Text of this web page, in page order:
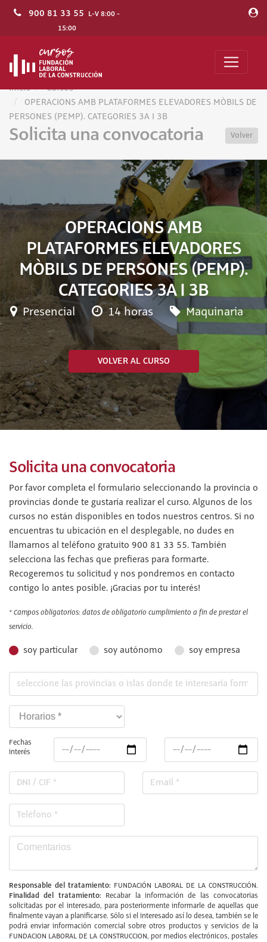
900 81 33 55 L-V 8:00 -
15:00
Inicio
Cursos
OPERACIONS AMB PLATAFORMES ELEVADORES MÒBILS DE
PERSONES (PEMP). CATEGORIES 3A I 3B
Solicita una convocatoria Volver
OPERACIONS AMB
PLATAFORMES ELEVADORES
MÒBILS DE PERSONES (PEMP).
CATEGORIES 3A I 3B
Presencial 14 horas Maquinaria
VOLVER AL CURSO
Solicita una convocatoria
Por favor completa el formulario seleccionando la provincia o
provincias donde te gustaría realizar el curso. Algunos de los
cursos no están disponibles en todos nuestros centros. Si no
encuentras tu ubicación en el desplegable, no dudes en
llamarnos al teléfono gratuito 900 81 33 55. También
selecciona las fechas que prefieras para formarte.
Recogeremos tu solicitud y nos pondremos en contacto
contigo lo antes posible. ¡Gracias por tu interés!
* Campos obligatorios: datos de obligatorio cumplimiento a fin de prestar el
servicio.
soy particular soy autónomo soy empresa
Fechas
interés
Responsable del tratamiento: FUNDACIÓN LABORAL DE LA CONSTRUCCIÓN.
Finalidad del tratamiento: Recabar la información de las convocatorias
solicitadas por el interesado, para posteriormente informarle de aquellas que
finalmente vayan a planificarse. Sólo si el interesado así lo desea, también se le
podrá enviar información comercial sobre otros productos y servicios de la
FUNDACION LABORAL DE LA CONSTRUCCION, por medios electrónicos, postales